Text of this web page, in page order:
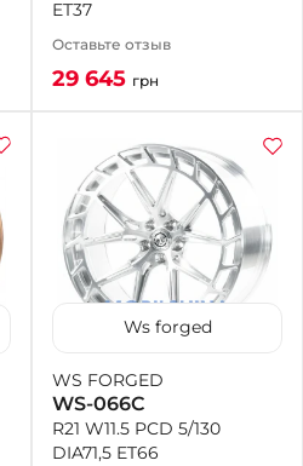
ET37
Оставьте отзыв
29 645 грн
Ws forged
WS FORGED
WS-066C
R21 W11.5 PCD 5/130
DIA71,5 ET66